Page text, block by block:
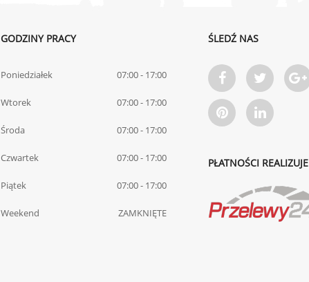
GODZINY PRACY
Poniedziałek 07:00 - 17:00
Wtorek 07:00 - 17:00
Środa 07:00 - 17:00
Czwartek 07:00 - 17:00
Piątek 07:00 - 17:00
Weekend ZAMKNIĘTE
ŚLEDŹ NAS
PŁATNOŚCI REALIZUJE